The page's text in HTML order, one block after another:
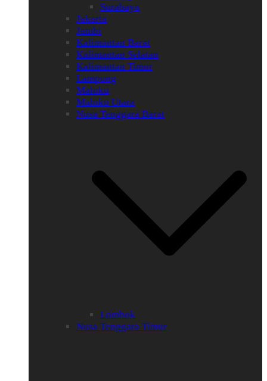
Surabaya
Jakarta
Jambi
Kalimantan Barat
Kalimantan Selatan
Kalimantan Timur
Lampung
Maluku
Maluku Utara
Nusa Tenggara Barat
Lombok
Nusa Tenggara Timur